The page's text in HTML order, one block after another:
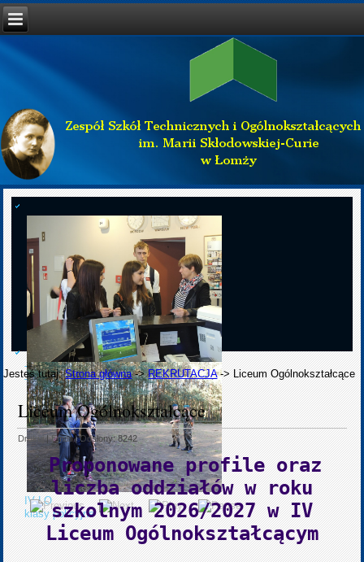
Technikum Nr 4
Technik hotelarstwa aaa
IV LO
klasy policyjne
Jesteś tutaj:Strona główna->REKRUTACJA-> Liceum Ogólnokształcące
Liceum Ogólnokształcące
Drukuj|Email| Odsłony: 8242
Proponowane profile oraz
liczba oddziałów w roku
szkolnym 2026/2027 w IV
Liceum Ogólnokształcącym